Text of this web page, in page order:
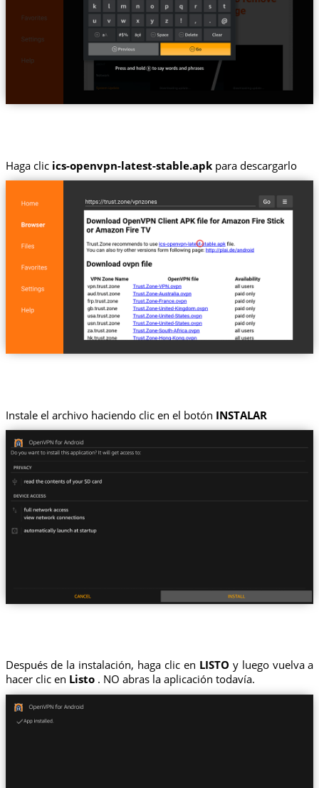
Haga clic ics-openvpn-latest-stable.apkpara descargarlo
Instale el archivo haciendo clic en el botón INSTALAR
Después de la instalación, haga clic en LISTO y luego vuelva a
hacer clic en Listo. NO abras la aplicación todavía.